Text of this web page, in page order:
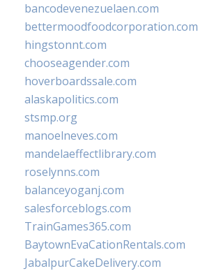
bancodevenezuelaen.com
bettermoodfoodcorporation.com
hingstonnt.com
chooseagender.com
hoverboardssale.com
alaskapolitics.com
stsmp.org
manoelneves.com
mandelaeffectlibrary.com
roselynns.com
balanceyoganj.com
salesforceblogs.com
TrainGames365.com
BaytownEvaCationRentals.com
JabalpurCakeDelivery.com